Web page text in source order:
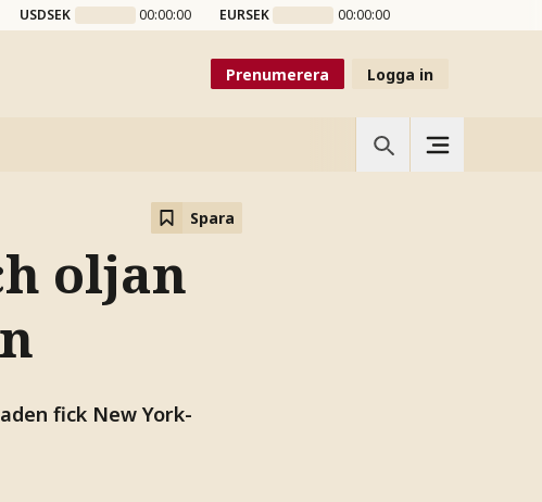
USDSEK 00:00:00 EURSEK 00:00:00
Prenumerera Logga in
Spara
oljan
fick New York-